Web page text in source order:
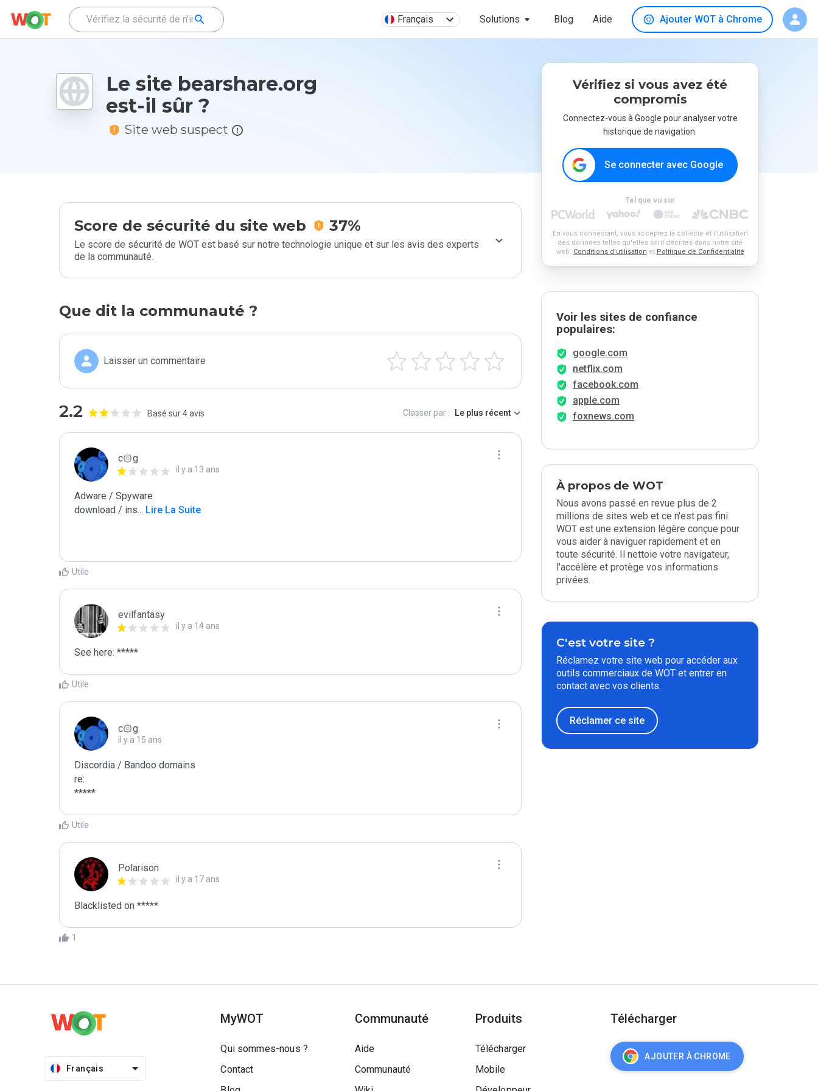
Français Solutions Blog Aide Ajouter WOT à Chrome
Le site bearshare.org
est-il sûr ?
Site web suspect
Score de sécurité du site web 37%
Le score de sécurité de WOT est basé sur notre technologie unique et sur les avis des experts
de la communauté.
Que dit la communauté ?
Laisser un commentaire
2.2 Basé sur 4 avis Classer par : Le plus récent
c۞g
il y a 13 ans
Adware / Spyware
download / ins... Lire La Suite
Utile
evilfantasy
il y a 14 ans
See here: *****
Utile
c۞g
il y a 15 ans
Discordia / Bandoo domains
re:
*****
Utile
Polarison
il y a 17 ans
Blacklisted on *****
1
Vérifiez si vous avez été
compromis
Connectez-vous à Google pour analyser votre
historique de navigation.
Se connecter avec Google
Tel que vu sur
En vous connectant, vous acceptez la collecte et l'utilisation
des données telles qu'elles sont décrites dans notre site
web. Conditions d'utilisation et Politique de Confidentialité
Voir les sites de confiance
populaires:
google.com
netflix.com
facebook.com
apple.com
foxnews.com
À propos de WOT
Nous avons passé en revue plus de 2
millions de sites web et ce n'est pas fini.
WOT est une extension légère conçue pour
vous aider à naviguer rapidement et en
toute sécurité. Il nettoie votre navigateur,
l'accélère et protège vos informations
privées.
C'est votre site ?
Réclamez votre site web pour accéder aux
outils commerciaux de WOT et entrer en
contact avec vos clients.
Réclamer ce site
Français
MyWOT
Qui sommes-nous ?
Contact
Communauté
Aide
Communauté
Produits
Télécharger
Mobile
Télécharger
AJOUTER À CHROME